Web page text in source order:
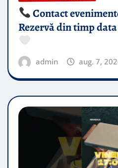
Contact
Rezervă din timp
admin aug. 7,